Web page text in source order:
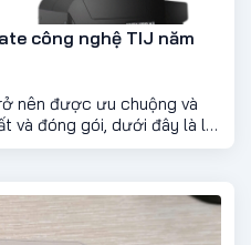
công nghệ TIJ năm
nên được ưu chuộng và
và đóng gói, dưới đây là lý